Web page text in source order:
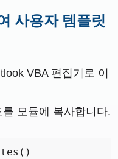
사용자 템플릿
VBA 편집기로 이
모듈에 복사합니다.